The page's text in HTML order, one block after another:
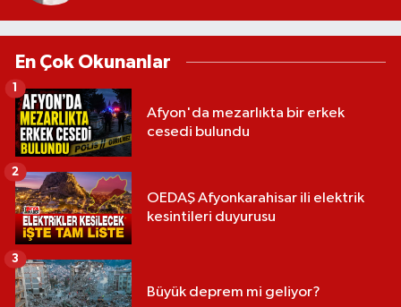
En Çok Okunanlar
Afyon'da mezarlıkta bir erkek
cesedi bulundu
1
OEDAŞ Afyonkarahisar ili elektrik
kesintileri duyurusu
2
Büyük deprem mi geliyor?
3